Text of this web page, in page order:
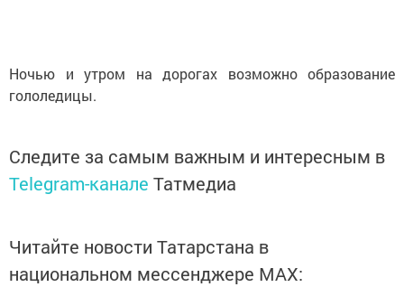
Ночью и утром на дорогах возможно образование
гололедицы.
Следите за самым важным и интересным в
Telegram-канале Татмедиа
Читайте новости Татарстана в
национальном мессенджере MАХ: